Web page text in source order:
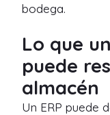
bodega.
Lo que
puede
almacén
Un ERP puede